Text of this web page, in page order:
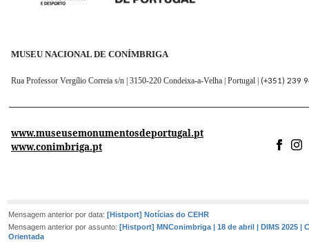
MUSEU NACIONAL DE CONÍMBRIGA
Rua Professor Vergílio Correia s/n | 3150-220 Condeixa-a-Velha | Portugal | (+351) 239
www.museusemonumentosdeportugal.pt
www.conimbriga.pt
Mensagem anterior por data: [Histport] Notícias do CEHR
Mensagem anterior por assunto: [Histport] MNConimbriga | 18 de abril | DIMS 2025 |
Orientada